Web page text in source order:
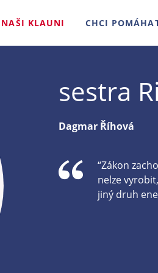
NAŠI KLAUNI CHCI
sestra
Dagmar Říhová
“Zákon
nelze
jiný druh